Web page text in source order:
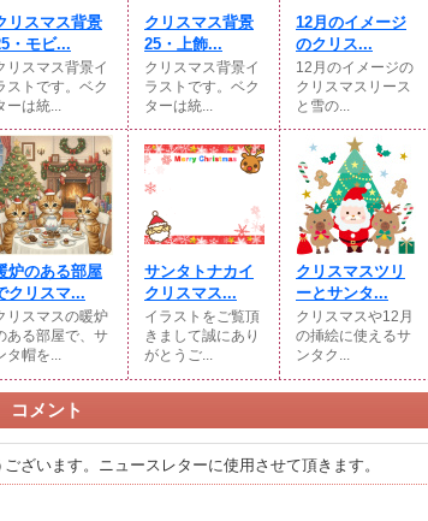
リスマス背景
・モビ...
リスマス背景イ
ストです。ベク
ーは統...
クリスマス背景
25・上飾...
クリスマス背景イ
ラストです。ベク
ターは統...
12月のイメージ
のクリス...
12月のイメージの
クリスマスリース
と雪の...
炉のある部屋
クリスマ...
リスマスの暖炉
ある部屋で、サ
タ帽を...
サンタトナカイ
クリスマス...
イラストをご覧頂
きまして誠にあり
がとうご...
クリスマスツリ
ーとサンタ...
クリスマスや12月
の挿絵に使えるサ
ンタク...
メント
ざいます。ニュースレターに使用させて頂きます。